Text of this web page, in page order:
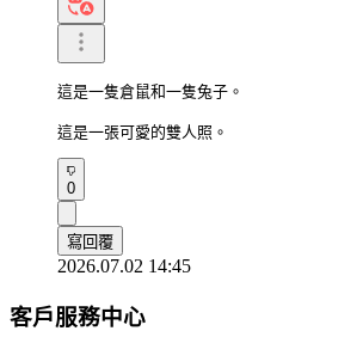
這是一隻倉鼠和一隻兔子。
這是一張可愛的雙人照。
0
寫回覆
2026.07.02 14:45
客戶服務中心